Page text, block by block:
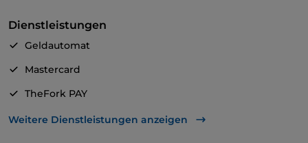
Dienstleistungen
Geldautomat
Mastercard
TheFork PAY
UnionPay über TheFork PAY
Weitere Dienstleistungen anzeigen